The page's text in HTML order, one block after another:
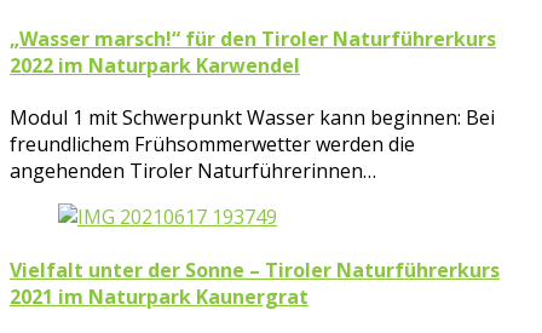
„Wasser marsch!“ für den Tiroler Naturführerkurs
2022 im Naturpark Karwendel
Modul 1 mit Schwerpunkt Wasser kann beginnen: Bei
freundlichem Frühsommerwetter werden die
angehenden Tiroler Naturführerinnen…
Vielfalt unter der Sonne – Tiroler Naturführerkurs
2021 im Naturpark Kaunergrat